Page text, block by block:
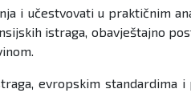
i učestvovati u praktičnim
istraga, obavještajno
evropskim